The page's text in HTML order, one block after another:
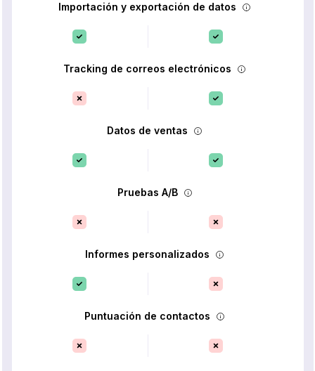
Importación y exportación de datos
Tracking de correos electrónicos
Datos de ventas
Pruebas A/B
Informes personalizados
Puntuación de contactos